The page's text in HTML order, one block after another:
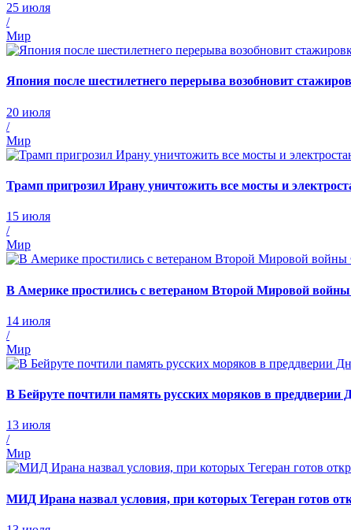
25 июля
/
Мир
Япония после шестилетнего перерыва возобновит
20 июля
/
Мир
Трамп пригрозил Ирану уничтожить все мосты и
15 июля
/
Мир
В Америке простились с ветераном Второй Мировой
14 июля
/
Мир
В Бейруте почтили память русских моряков в преддверии
13 июля
/
Мир
МИД Ирана назвал условия, при которых Тегеран готов